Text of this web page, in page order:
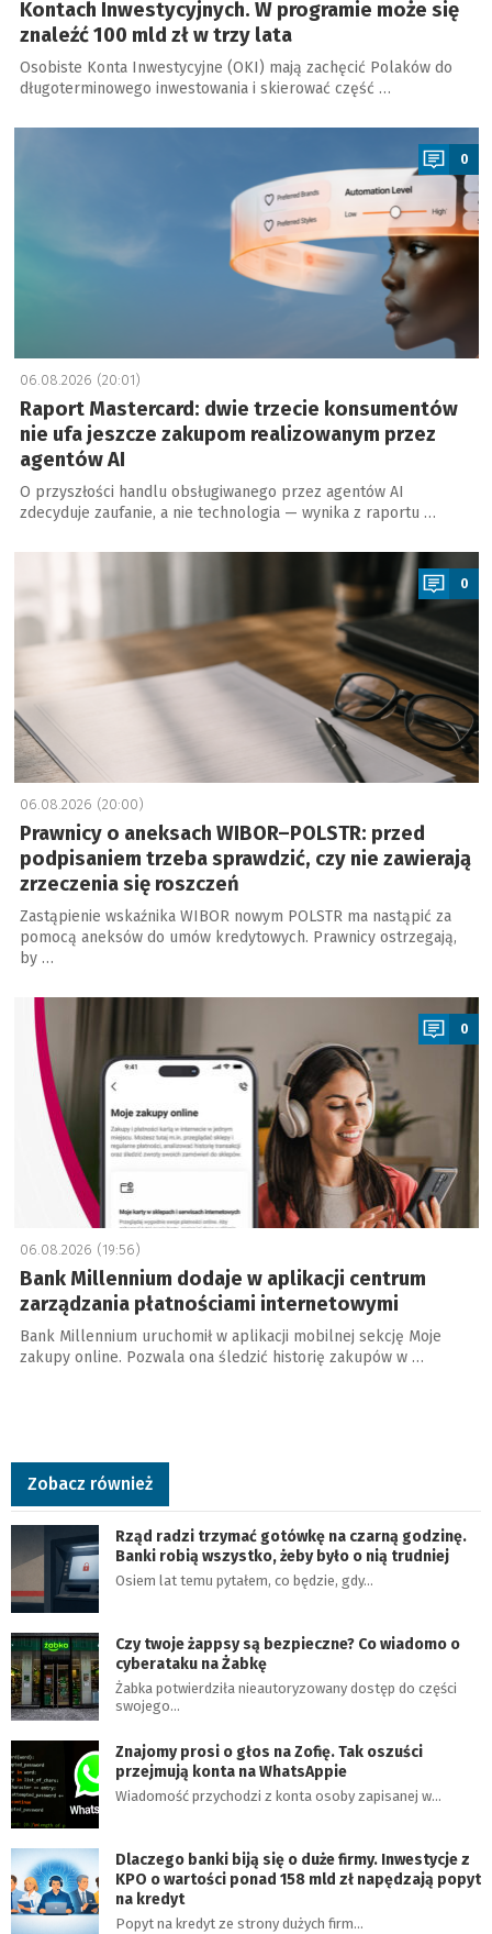
Kontach Inwestycyjnych. W programie może się
znaleźć 100 mld zł w trzy lata
Osobiste Konta Inwestycyjne (OKI) mają zachęcić Polaków do
długoterminowego inwestowania i skierować część …
a
0
06.08.2026 (20:01)
Raport Mastercard: dwie trzecie konsumentów
nie ufa jeszcze zakupom realizowanym przez
agentów AI
O przyszłości handlu obsługiwanego przez agentów AI
zdecyduje zaufanie, a nie technologia — wynika z raportu …
a
0
06.08.2026 (20:00)
Prawnicy o aneksach WIBOR–POLSTR: przed
podpisaniem trzeba sprawdzić, czy nie zawierają
zrzeczenia się roszczeń
Zastąpienie wskaźnika WIBOR nowym POLSTR ma nastąpić za
pomocą aneksów do umów kredytowych. Prawnicy ostrzegają,
by …
0
06.08.2026 (19:56)
Bank Millennium dodaje w aplikacji centrum
zarządzania płatnościami internetowymi
Bank Millennium uruchomił w aplikacji mobilnej sekcję Moje
zakupy online. Pozwala ona śledzić historię zakupów w …
Zobacz również
Rząd radzi trzymać gotówkę na czarną godzinę.
Banki robią wszystko, żeby było o nią trudniej
Osiem lat temu pytałem, co będzie, gdy…
Czy twoje żappsy są bezpieczne? Co wiadomo o
cyberataku na Żabkę
Żabka potwierdziła nieautoryzowany dostęp do części
swojego…
Znajomy prosi o głos na Zofię. Tak oszuści
przejmują konta na WhatsAppie
Wiadomość przychodzi z konta osoby zapisanej w…
Dlaczego banki biją się o duże firmy. Inwestycje z
KPO o wartości ponad 158 mld zł napędzają popyt
na kredyt
Popyt na kredyt ze strony dużych firm…